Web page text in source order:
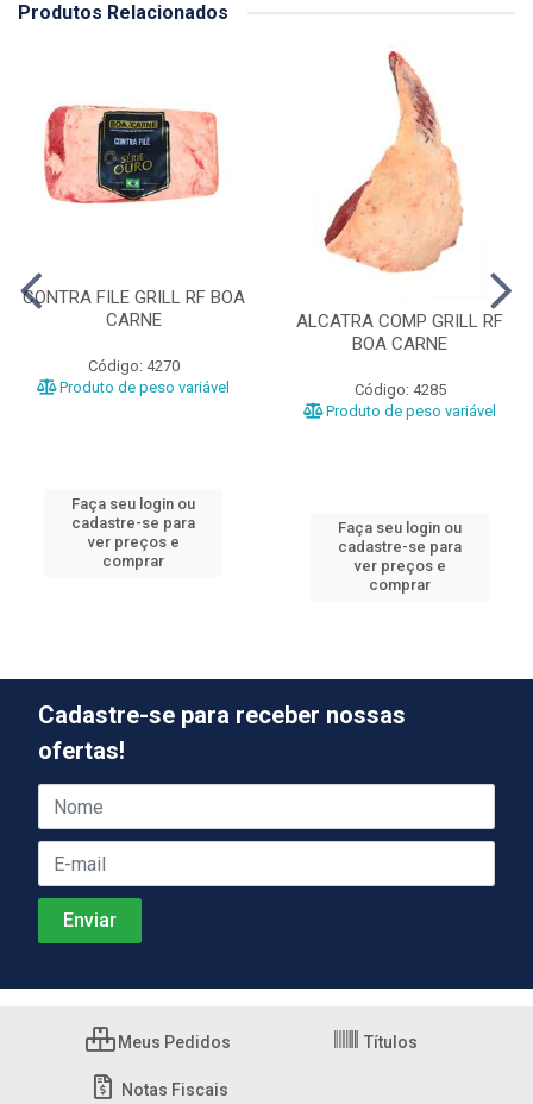
Produtos Relacionados
CONTRA FILE GRILL RF BOA
CARNE
Código: 4270
Produto de peso variável
Faça seu login ou
cadastre-se para
ver preços e
comprar
ALCATRA COMP GRILL RF
BOA CARNE
Código: 4285
Produto de peso variável
Faça seu login ou
cadastre-se para
ver preços e
comprar
Cadastre-se para receber nossas
ofertas!
Meus Pedidos Títulos
Notas Fiscais